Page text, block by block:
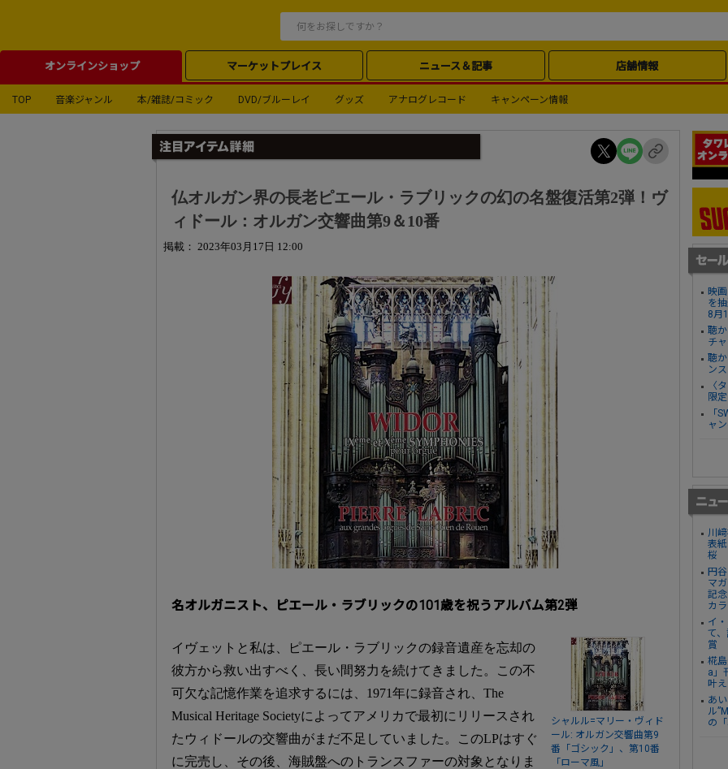
オンラインショップ マーケットプレイス ニュース＆記事 店舗情報
TOP 音楽ジャンル 本/雑誌/コミック DVD/ブルーレイ グッズ アナログレコード キャンペーン情報
仏オルガン界の長老ピエール・ラブリックの幻の名盤復活第2弾！ヴ
ィドール：オルガン交響曲第9＆10番
掲載： 2023年03月17日 12:00
名オルガニスト、ピエール・ラブリックの101歳を祝うアルバム第2弾
シャルル=マリー・ヴィド
ール: オルガン交響曲第9
番「ゴシック」、第10番
「ローマ風」
イヴェットと私は、ピエール・ラブリックの録音遺産を忘却の
彼方から救い出すべく、長い間努力を続けてきました。この不
可欠な記憶作業を追求するには、1971年に録音され、The
Musical Heritage Societyによってアメリカで最初にリリースされ
たウィドールの交響曲がまだ不足していました。このLPはすぐ
に完売し、その後、海賊盤へのトランスファーの対象となりま
映
を
8月
聴
チ
聴
ン
〈
限
「
ャ
川
表
桜
円
マ
記
カ
イ
て
賞
椛
a」
叶
あ
ル
の